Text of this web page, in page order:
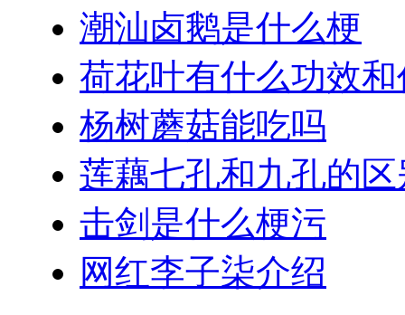
潮汕卤鹅是什么梗
荷花叶有什么功效
杨树蘑菇能吃吗
莲藕七孔和九孔的区
击剑是什么梗污
网红李子柒介绍